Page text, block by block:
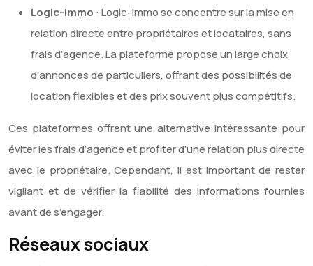
Logic-immo : Logic-immo se concentre sur la mise en
relation directe entre propriétaires et locataires, sans
frais d’agence. La plateforme propose un large choix
d’annonces de particuliers, offrant des possibilités de
location flexibles et des prix souvent plus compétitifs.
Ces plateformes offrent une alternative intéressante pour
éviter les frais d’agence et profiter d’une relation plus directe
avec le propriétaire. Cependant, il est important de rester
vigilant et de vérifier la fiabilité des informations fournies
avant de s’engager.
Réseaux sociaux